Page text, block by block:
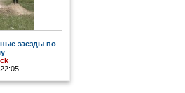
заезды по